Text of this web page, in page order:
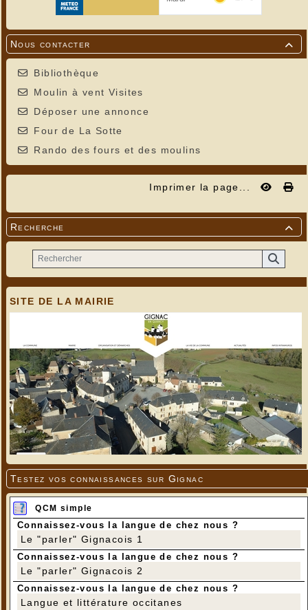

Nous contacter
Bibliothèque
Moulin à vent Visites
Déposer une annonce
Four de La Sotte
Rando des fours et des moulins
Imprimer la page...

Recherche
SITE DE LA MAIRIE
Testez vos connaissances sur Gignac
QCM simple
Connaissez-vous la langue de chez nous ?
Le "parler" Gignacois 1
Connaissez-vous la langue de chez nous ?
Le "parler" Gignacois 2
Connaissez-vous la langue de chez nous ?
Langue et littérature occitanes